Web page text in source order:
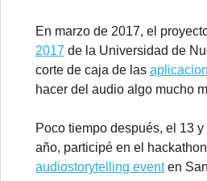
En marzo de 2017, el
2017 de la Universidad de
corte de caja de las
hacer del audio algo mucho
Poco tiempo después, el 13
año, participé en el hackathon
audiostorytelling eventen